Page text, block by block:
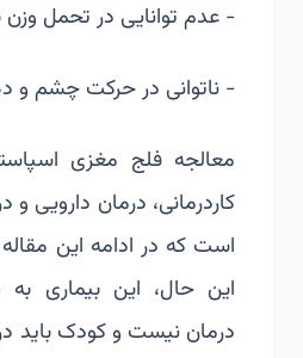
- عدم توانایی در تحمل
- ناتوانی در حرکت چشم و
معالجه فلج مغزی
کاردرمانی، درمان دارویی و
است که در ادامه این مقاله
این حال، این بیماری
درمان نیست و کودک باید